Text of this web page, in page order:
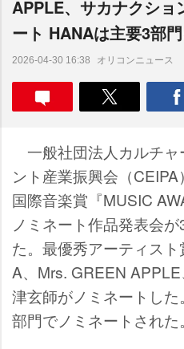
APPLE、サカナクショ
ート HANAは主要3部
2026-04-30 16:38 オリコンニュース
一般社団法人カルチャ
ント産業振興会（
国際音楽賞『MUSIC
ノミネート作品発表会
た。最優秀アーティス
A、Mrs. GREEN
津玄師がノミネートし
部門でノミネートされた。